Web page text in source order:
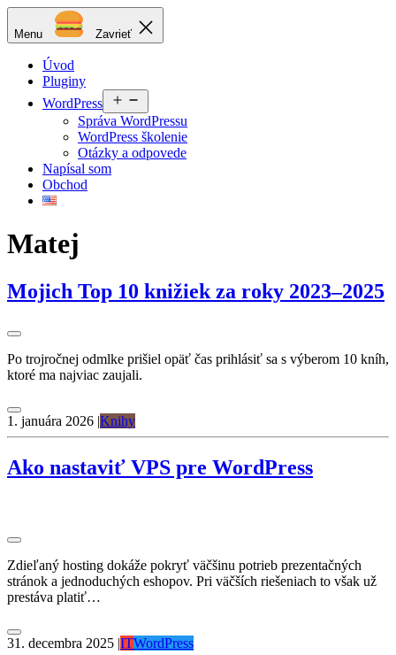
Prejsť
na
obsah
Matej
Podstrelenec
Menu Zavrieť
Úvod
Pluginy
WordPress
menu
Správa WordPressu
WordPress školenie
Otázky a odpovede
Napísal som
Obchod
Matej
Mojich Top 10 knižiek za roky 2023–2025
Po trojročnej odmlke prišiel opäť čas prihlásiť sa s výberom 10 kníh,
ktoré ma najviac zaujali.
1. januára 2026 |Knihy
Ako nastaviť VPS pre WordPress
Zdieľaný hosting dokáže pokryť väčšinu potrieb prezentačných
stránok a jednoduchých eshopov. Pri väčších riešeniach to však už
prestáva platiť…
31. decembra 2025 |ITWordPress